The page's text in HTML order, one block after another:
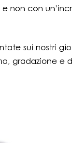
e non con
sui nostri
gradazione e